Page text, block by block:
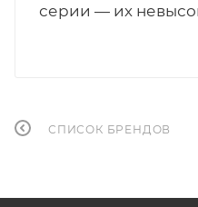
серии — их
СПИСОК БРЕНДОВ